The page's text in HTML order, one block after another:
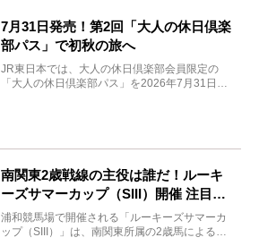
7月31日発売！第2回「大人の休日倶楽
部パス」で初秋の旅へ
JR東日本では、大人の休日倶楽部会員限定の
「大人の休日倶楽部パス」を2026年7月31日
南関東2歳戦線の主役は誰だ！ルーキ
ーズサマーカップ（SIII）開催 注目馬
と見どころをチェック
浦和競馬場で開催される「ルーキーズサマーカ
ップ（SIII）」は、南関東所属の2歳馬による注